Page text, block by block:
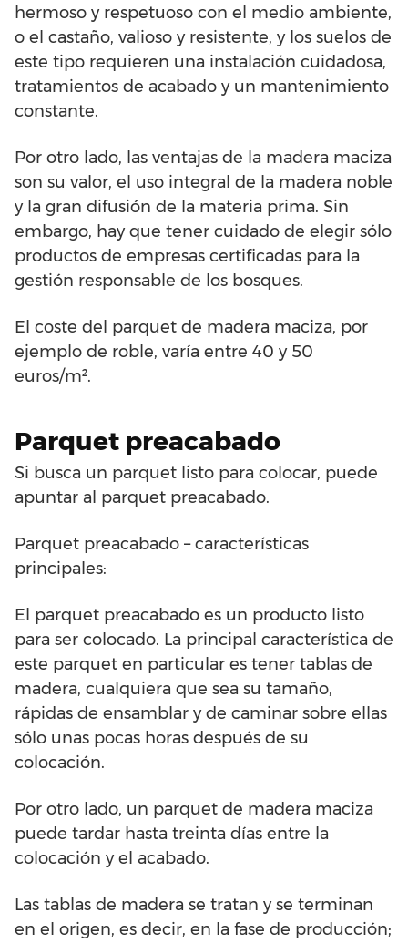
hermoso y respetuoso con el medio ambiente,
o el castaño, valioso y resistente, y los suelos de
este tipo requieren una instalación cuidadosa,
tratamientos de acabado y un mantenimiento
constante.
Por otro lado, las ventajas de la madera maciza
son su valor, el uso integral de la madera noble
y la gran difusión de la materia prima. Sin
embargo, hay que tener cuidado de elegir sólo
productos de empresas certificadas para la
gestión responsable de los bosques.
El coste del parquet de madera maciza, por
ejemplo de roble, varía entre 40 y 50
euros/m².
Parquet preacabado
Si busca un parquet listo para colocar, puede
apuntar al parquet preacabado.
Parquet preacabado – características
principales:
El parquet preacabado es un producto listo
para ser colocado. La principal característica de
este parquet en particular es tener tablas de
madera, cualquiera que sea su tamaño,
rápidas de ensamblar y de caminar sobre ellas
sólo unas pocas horas después de su
colocación.
Por otro lado, un parquet de madera maciza
puede tardar hasta treinta días entre la
colocación y el acabado.
Las tablas de madera se tratan y se terminan
en el origen, es decir, en la fase de producción;